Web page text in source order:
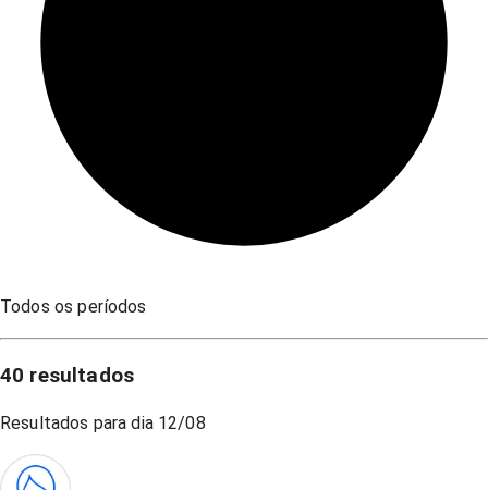
Todos os períodos
40 resultados
Resultados para dia 12/08